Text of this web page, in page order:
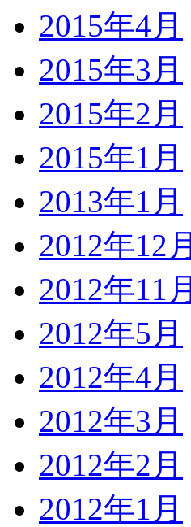
2015年4月
2015年3月
2015年2月
2015年1月
2013年1月
2012年12月
2012年11月
2012年5月
2012年4月
2012年3月
2012年2月
2012年1月